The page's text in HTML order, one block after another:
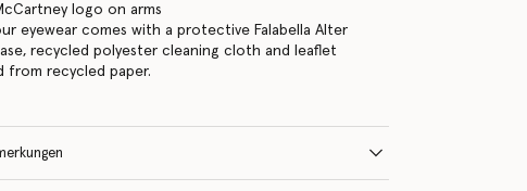
logo on arms
eyewear comes with a protective Falabella Alter
recycled polyester cleaning cloth and leaflet
from recycled paper.